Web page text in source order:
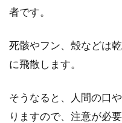
100v
が、
な...
者です。
死骸やフン、殻などは
に飛散します。
そうなると、人間の口
りますので、注意が必要